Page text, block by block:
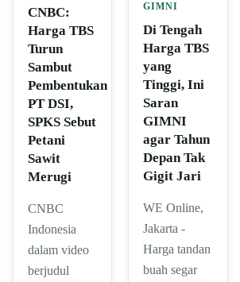
CNBC:
Harga TBS
Turun
Sambut
Pembentukan
PT DSI,
SPKS Sebut
Petani
Sawit
Merugi
CNBC
Indonesia
dalam video
berjudul
GIMNI
Di Tengah
Harga TBS
yang
Tinggi, Ini
Saran
GIMNI
agar Tahun
Depan Tak
Gigit Jari
WE Online,
Jakarta -
Harga tandan
buah segar